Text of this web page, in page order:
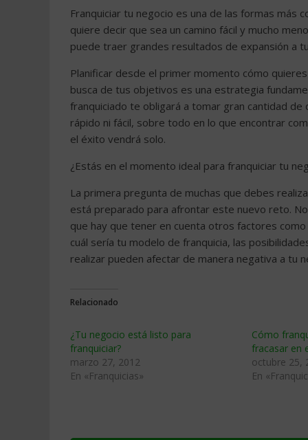
Franquiciar tu negocio es una de las formas más
quiere decir que sea un camino fácil y mucho
puede traer grandes resultados de expansión a
Planificar desde el primer momento cómo
busca de tus objetivos es una estrategia
franquiciado te obligará a tomar gran cantidad
rápido ni fácil, sobre todo en lo que encontrar
el éxito vendrá solo.
¿Estás en el momento ideal para franquiciar tu
La primera pregunta de muchas que debes
está preparado para afrontar este nuevo reto.
que hay que tener en cuenta otros factores
cuál sería tu modelo de franquicia, las
realizar pueden afectar de manera negativa a tu
Relacionado
¿Tu negocio está listo para
franquiciar?
marzo 27, 2012
En «Franquicias»
Cómo
fracasar en
octubre 25,
En